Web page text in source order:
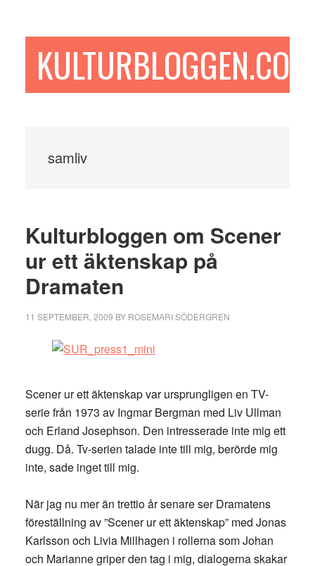
sidofältetKULTURBLOGGEN.COM
samliv
Kulturbloggen om Scener
ur ett äktenskap på
Dramaten
11 SEPTEMBER, 2009 BY ROSEMARI SÖDERGREN
Scener ur ett äktenskap var ursprungligen en TV-
serie från 1973 av Ingmar Bergman med Liv Ullman
och Erland Josephson. Den intresserade inte mig ett
dugg. Då. Tv-serien talade inte till mig, berörde mig
inte, sade inget till mig.
När jag nu mer än trettio år senare ser Dramatens
föreställning av ”Scener ur ett äktenskap” med Jonas
Karlsson och Livia Millhagen i rollerna som Johan
och Marianne griper den tag i mig, dialogerna skakar